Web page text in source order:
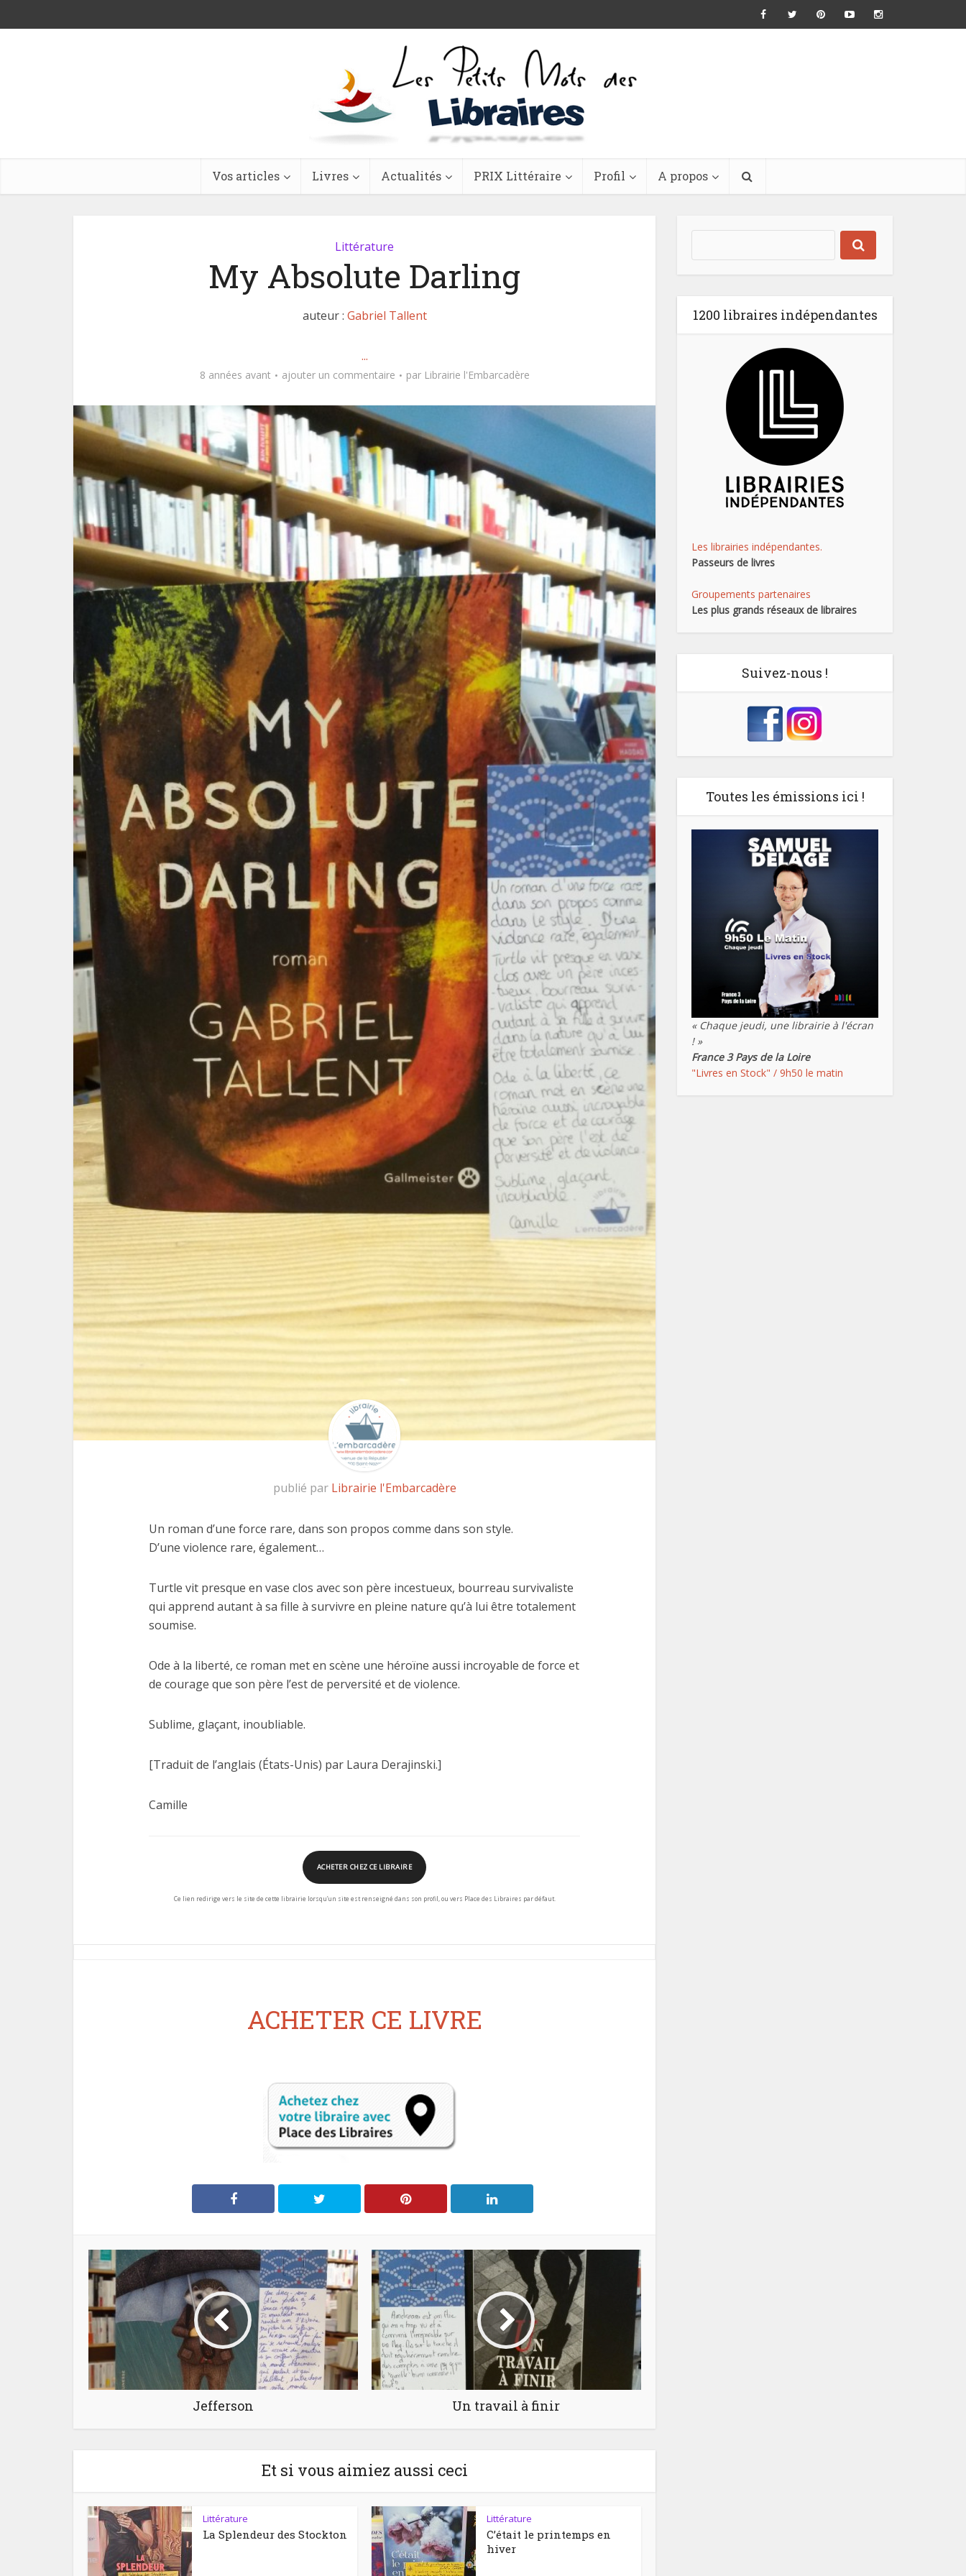
Vos articles Livres Actualités PRIX Littéraire Profil A propos
Littérature
My Absolute Darling
auteur : Gabriel Tallent
...
8 années avant ajouter un commentaire par Librairie l'Embarcadère
publié par Librairie l'Embarcadère
Un roman d’une force rare, dans son propos comme dans son style.
D’une violence rare, également…
Turtle vit presque en vase clos avec son père incestueux, bourreau survivaliste
qui apprend autant à sa fille à survivre en pleine nature qu’à lui être totalement
soumise.
Ode à la liberté, ce roman met en scène une héroïne aussi incroyable de force et
de courage que son père l’est de perversité et de violence.
Sublime, glaçant, inoubliable.
[Traduit de l’anglais (États-Unis) par Laura Derajinski.]
Camille
ACHETER CHEZ CE LIBRAIRE
Ce lien redirige vers le site de cette librairie lorsqu’un site est renseigné dans son profil, ou vers Place des Libraires par défaut.
ACHETER CE LIVRE
Jefferson Un travail à finir
Et si vous aimiez aussi ceci
Littérature
La Splendeur des Stockton
Littérature
C’était le printemps en
hiver
1200 libraires indépendantes
Les librairies indépendantes.
Passeurs de livres
Groupements partenaires
Les plus grands réseaux de libraires
Suivez-nous !
Toutes les émissions ici !
« Chaque jeudi, une librairie à l'écran
! »
France 3 Pays de la Loire
"Livres en Stock" / 9h50 le matin